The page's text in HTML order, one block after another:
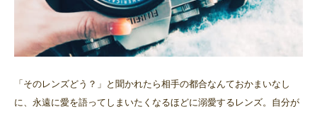
「そのレンズどう？」と聞かれたら相手の都合なんておかまいなし
に、永遠に愛を語ってしまいたくなるほどに溺愛するレンズ。自分が